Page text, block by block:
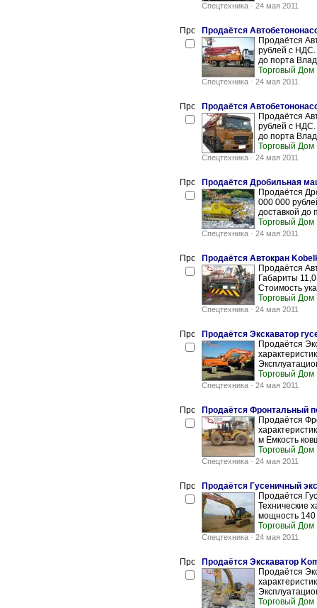
Спецтехника - 24 мая 2011
Продаётся
Продаётся
рублей с НДС.
до порта
Торговый Дом
Спецтехника - 24 мая 2011
Продаётся
Продаётся
рублей с НДС.
до порта
Торговый Дом
Спецтехника - 24 мая 2011
Продаётся Дробильная
Продаётся
000 000
доставкой до
Торговый Дом
Спецтехника - 24 мая 2011
Продаётся Автокран
Продаётся
Габариты
Стоимость
Торговый Дом
Спецтехника - 24 мая 2011
Продаётся Экскаватор
Продаётся
Торговый Дом
Спецтехника - 24 мая 2011
Продаётся Фронтальный
Продаётся
м Емкость
Торговый Дом
Спецтехника - 24 мая 2011
Продаётся Гусеничный
Продаётся
Технические
мощность 140
Торговый Дом
Спецтехника - 24 мая 2011
Продаётся Экскаватор
Продаётся
Торговый Дом